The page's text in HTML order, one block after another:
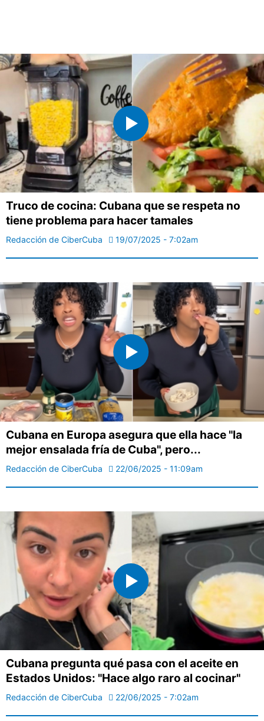
Truco de cocina: Cubana que se respeta no
tiene problema para hacer tamales
Redacción de CiberCuba 19/07/2025 - 7:02am
Cubana en Europa asegura que ella hace "la
mejor ensalada fría de Cuba", pero...
Redacción de CiberCuba 22/06/2025 - 11:09am
Cubana pregunta qué pasa con el aceite en
Estados Unidos: "Hace algo raro al cocinar"
Redacción de CiberCuba 22/06/2025 - 7:02am